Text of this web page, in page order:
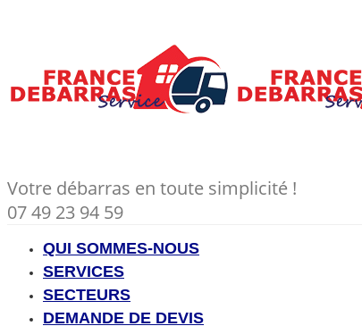
Votre débarras en toute simplicité !
07 49 23 94 59
QUI SOMMES-NOUS
SERVICES
SECTEURS
DEMANDE DE DEVIS